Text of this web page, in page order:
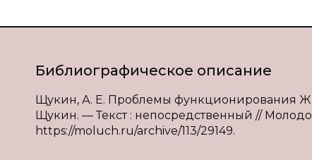
Библиографическое описание
Щукин, А. Е. Проблемы функционирования
Щукин. — Текст : непосредственный //
https://moluch.ru/archive/113/29149.